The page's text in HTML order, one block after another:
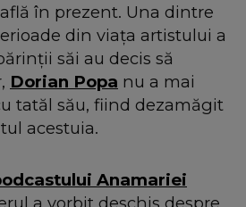
în prezent. Una dintre
din viața artistului a
săi au decis să
Dorian Popa nu a mai
tatăl său, fiind dezamăgit
acestuia.
Anamariei
a vorbit deschis despre